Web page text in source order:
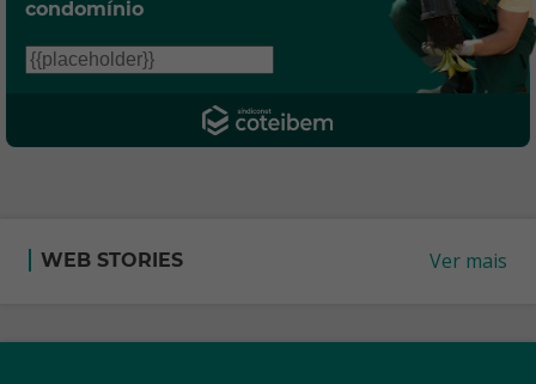
condomínio
WEB STORIES Ver mais